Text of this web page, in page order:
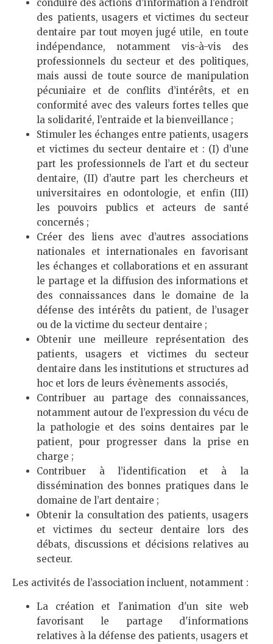
conduire des actions d’information à l’endroit
des patients, usagers et victimes du secteur
dentaire par tout moyen jugé utile, en toute
indépendance, notamment vis-à-vis des
professionnels du secteur et des politiques,
mais aussi de toute source de manipulation
pécuniaire et de conflits d’intérêts, et en
conformité avec des valeurs fortes telles que
la solidarité, l’entraide et la bienveillance ;
Stimuler les échanges entre patients, usagers
et victimes du secteur dentaire et : (I) d’une
part les professionnels de l’art et du secteur
dentaire, (II) d’autre part les chercheurs et
universitaires en odontologie, et enfin (III)
les pouvoirs publics et acteurs de santé
concernés ;
Créer des liens avec d’autres associations
nationales et internationales en favorisant
les échanges et collaborations et en assurant
le partage et la diffusion des informations et
des connaissances dans le domaine de la
défense des intérêts du patient, de l’usager
ou de la victime du secteur dentaire ;
Obtenir une meilleure représentation des
patients, usagers et victimes du secteur
dentaire dans les institutions et structures ad
hoc et lors de leurs évènements associés,
Contribuer au partage des connaissances,
notamment autour de l’expression du vécu de
la pathologie et des soins dentaires par le
patient, pour progresser dans la prise en
charge ;
Contribuer à l’identification et à la
dissémination des bonnes pratiques dans le
domaine de l’art dentaire ;
Obtenir la consultation des patients, usagers
et victimes du secteur dentaire lors des
débats, discussions et décisions relatives au
secteur.
Les activités de l’association incluent, notamment :
La création et l'animation d'un site web
favorisant le partage d'informations
relatives à la défense des patients, usagers et